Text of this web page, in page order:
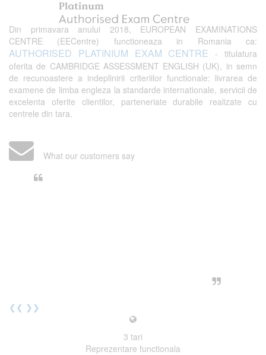
Din primavara anului 2018, EUROPEAN EXAMINATIONS
CENTRE (EECentre) functioneaza in Romania ca:
AUTHORISED PLATINIUM EXAM CENTRE - titulatura
oferita de CAMBRIDGE ASSESSMENT ENGLISH (UK), in semn
de recunoastere a indeplinirii criteriilor functionale: livrarea de
examene de limba engleza la standarde internationale, servicii de
excelenta oferite clientilor, parteneriate durabile realizate cu
centrele din tara.
What our customers say
❮❮ ❯❯
3 tari
Reprezentare functionala